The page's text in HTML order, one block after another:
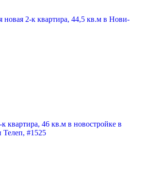
новая 2-к квартира, 44,5 кв.м в Нови-
квартира, 46 кв.м в новостройке в
#1525